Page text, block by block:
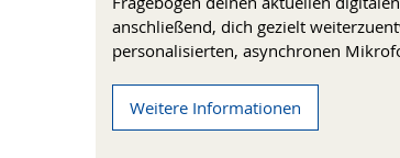
anschließend, dich gezielt
personalisierten, asynchronen
Weitere Informationen